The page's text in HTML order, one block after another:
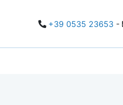
+39 0535 23653 -